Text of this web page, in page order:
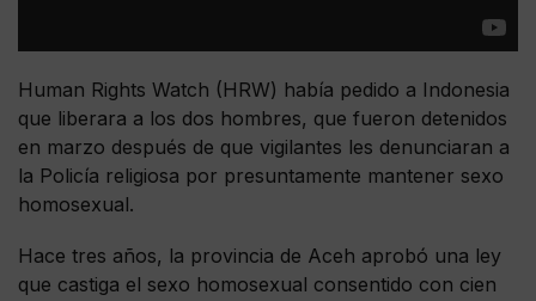
Human Rights Watch (HRW) había pedido a Indonesia
que liberara a los dos hombres, que fueron detenidos
en marzo después de que vigilantes les denunciaran a
la Policía religiosa por presuntamente mantener sexo
homosexual.
Hace tres años, la provincia de Aceh aprobó una ley
que castiga el sexo homosexual consentido con cien